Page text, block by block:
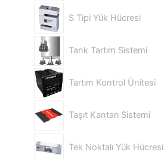
S Tipi Yük Hücresi
Tank Tartım Sistemi
Tartım Kontrol Ünitesi
Taşıt Kantarı Sistemi
Tek Noktalı Yük Hücresi